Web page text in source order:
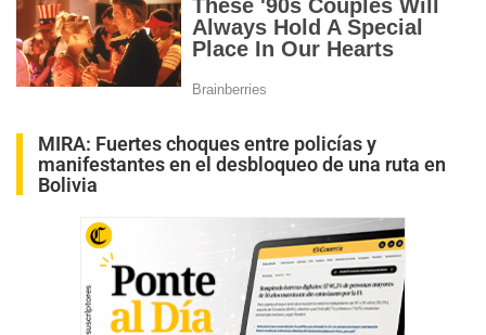
MIRA: Fuertes choques entre policías y
manifestantes en el desbloqueo de una ruta en
Bolivia